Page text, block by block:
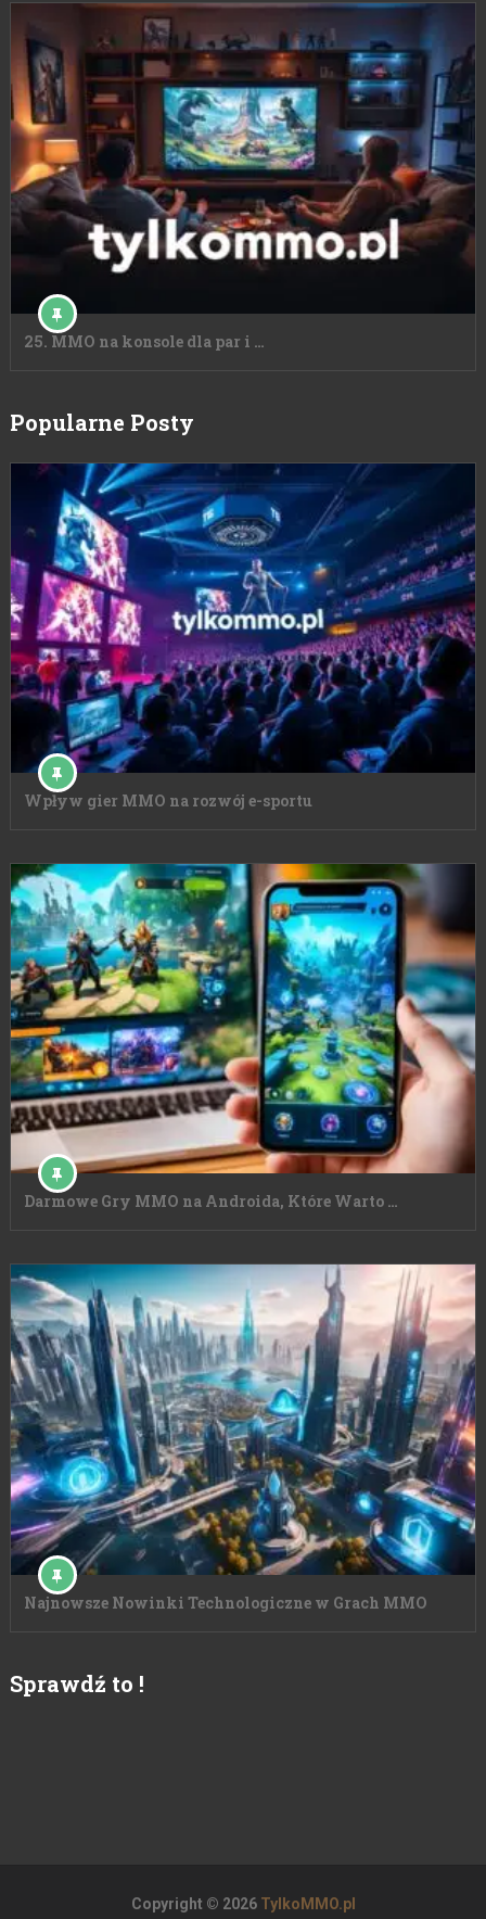
25. MMO na konsole dla par i …
Popularne Posty
Wpływ gier MMO na rozwój e-sportu
Darmowe Gry MMO na Androida, Które Warto …
Najnowsze Nowinki Technologiczne w Grach MMO
Sprawdź to !
Copyright © 2026 TylkoMMO.pl